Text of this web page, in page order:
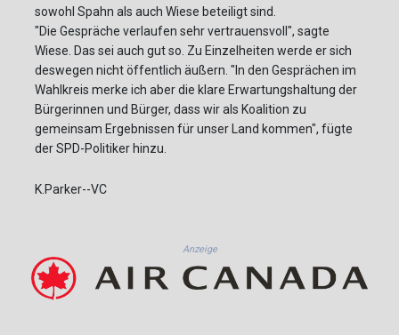
sowohl Spahn als auch Wiese beteiligt sind.
"Die Gespräche verlaufen sehr vertrauensvoll", sagte
Wiese. Das sei auch gut so. Zu Einzelheiten werde er sich
deswegen nicht öffentlich äußern. "In den Gesprächen im
Wahlkreis merke ich aber die klare Erwartungshaltung der
Bürgerinnen und Bürger, dass wir als Koalition zu
gemeinsam Ergebnissen für unser Land kommen", fügte
der SPD-Politiker hinzu.
K.Parker--VC
Anzeige